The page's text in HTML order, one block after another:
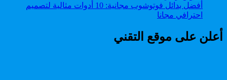
أفضل بدائل فوتوشوب مجانية: 10 أدوات مثالية لتصميم
احترافي مجانا
أعلن على موقع التقني